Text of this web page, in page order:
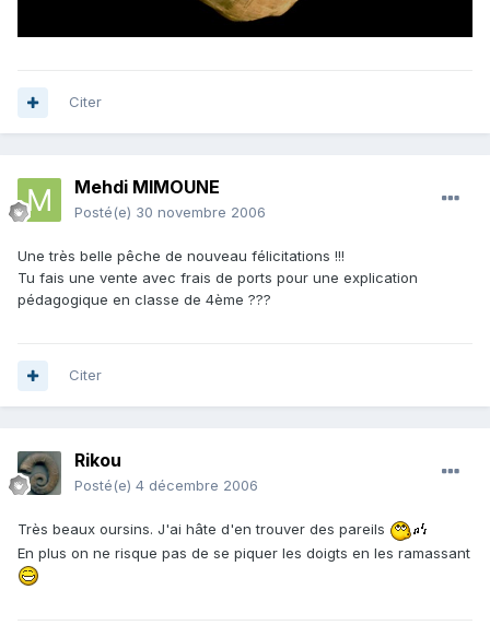
Citer
Mehdi MIMOUNE
Posté(e) 30 novembre 2006
Une très belle pêche de nouveau félicitations !!!
Tu fais une vente avec frais de ports pour une explication
pédagogique en classe de 4ème ???
Citer
Rikou
Posté(e) 4 décembre 2006
Très beaux oursins. J'ai hâte d'en trouver des pareils
En plus on ne risque pas de se piquer les doigts en les ramassant